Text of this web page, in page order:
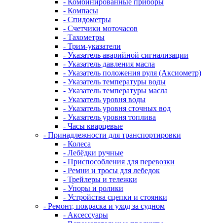
- Компасы
- Спидометры
- Счетчики моточасов
- Тахометры
- Трим-указатели
- Указатель аварийной сигнализации
- Указатель давления масла
- Указатель положения руля (Аксиометр)
- Указатель температуры воды
- Указатель температуры масла
- Указатель уровня воды
- Указатель уровня сточных вод
- Указатель уровня топлива
- Часы кварцевые
- Принадлежности для транспортировки
- Колеса
- Лебёдки ручные
- Приспособления для перевозки
- Ремни и тросы для лебедок
- Трейлеры и тележки
- Упоры и ролики
- Устройства сцепки и стоянки
- Ремонт, покраска и уход за судном
- Аксессуары